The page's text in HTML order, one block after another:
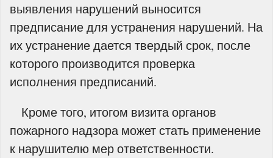
выявления нарушений выносится
предписание для устранения нарушений. На
их устранение дается твердый срок, после
которого производится проверка
исполнения предписаний.
Кроме того, итогом визита органов
пожарного надзора может стать применение
к нарушителю мер ответственности.